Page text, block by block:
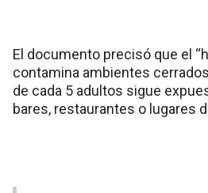
El documento precisó que el
contamina ambientes
de cada 5 adultos sigue
bares, restaurantes o lugares